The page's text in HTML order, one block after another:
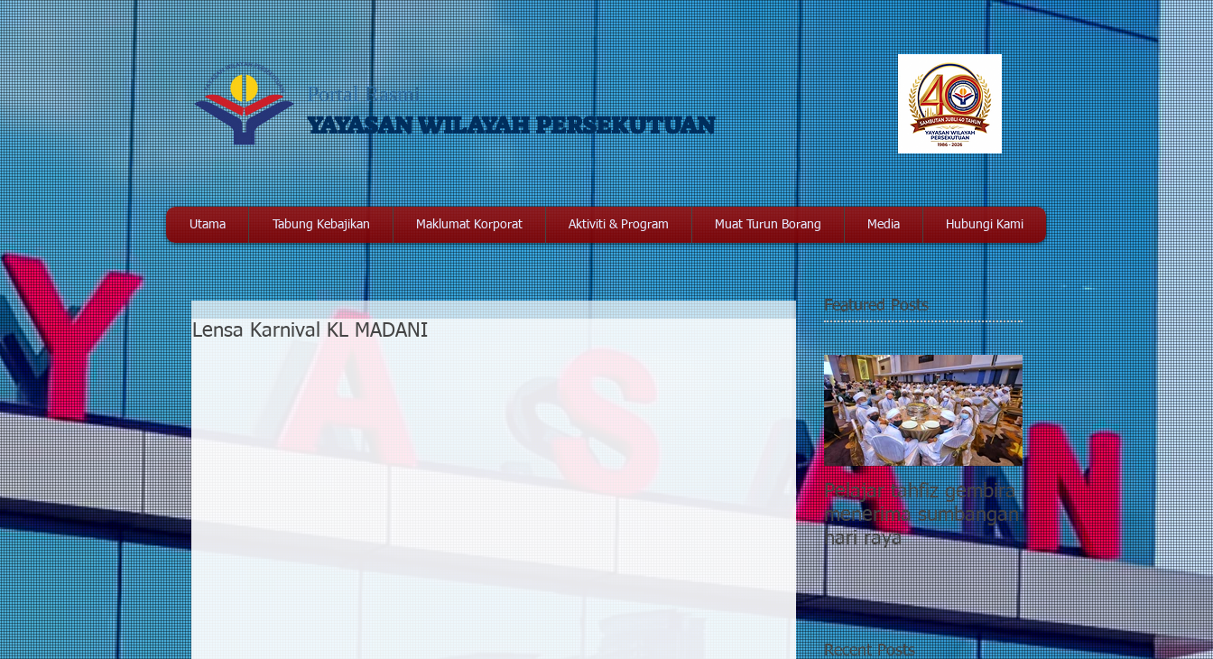
Portal Rasmi
YAYASAN WILAYAH PERSEKUTUAN
Utama Tabung Kebajikan Maklumat Korporat Aktiviti & Program Muat Turun Borang Media Hubungi Kami
Lensa Karnival KL MADANI
Featured Posts
Pelajar tahfiz gembira
menerima sumbangan
hari raya
YWP bantu pesakit
pasca COVID-19
kategori 5 di PPR
Taman Wahyu 2
Recent Posts